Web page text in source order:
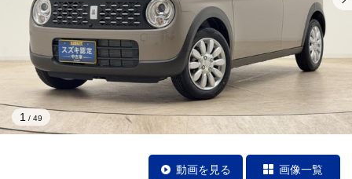
1 / 49
動画を見る 画像一覧